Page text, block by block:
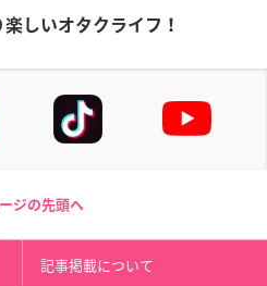
しいオタクライフ！
ジの先頭へ
記事掲載について